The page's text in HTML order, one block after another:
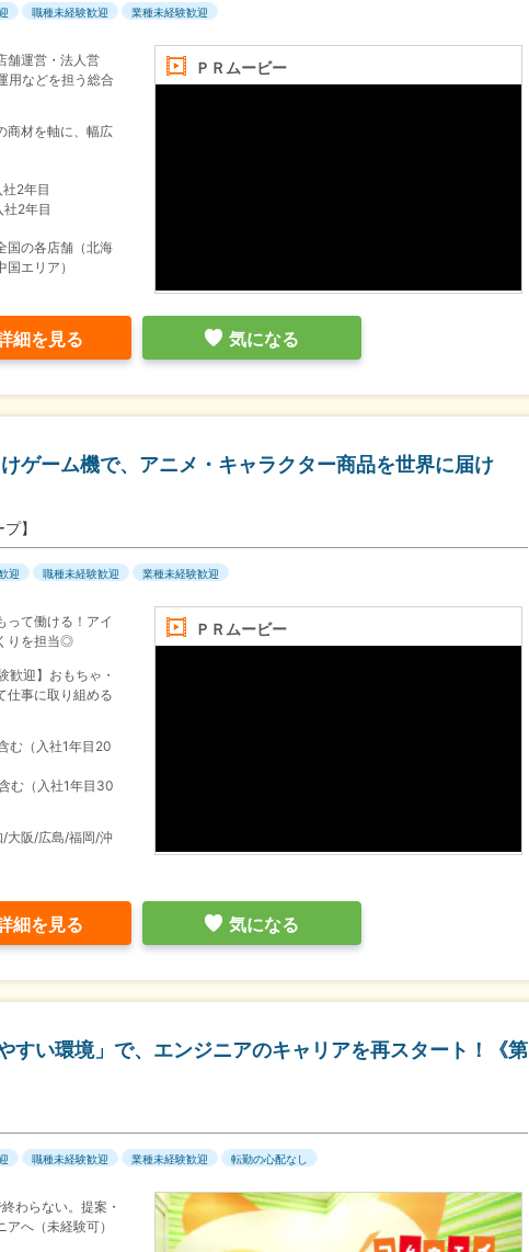
職種未経験歓迎 業種未経験歓迎
ＰＲムービー
舗運営・法人営
用などを担う総合
商材を軸に、幅広
2年目
2年目
国の各店舗（北海
エリア）
細を見る 気になる
ゲーム機で、アニメ・キャラクター商品を世界に届け
】
迎 職種未経験歓迎 業種未経験歓迎
ＰＲムービー
って働ける！アイ
りを担当◎
歓迎】おもちゃ・
仕事に取り組める
む（入社1年目20
む（入社1年目30
大阪/広島/福岡/沖
細を見る 気になる
すい環境」で、エンジニアのキャリアを再スタート！《第
職種未経験歓迎 業種未経験歓迎 転勤の心配なし
わらない。提案・
へ（未経験可）